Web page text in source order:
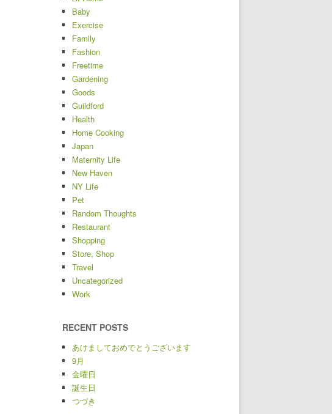
Baby
Exercise
Family
Fashion
Freetime
Gardening
Goods
Guildford
Health
Home Cooking
Japan
Maternity Life
New Haven
NY Life
Pet
Random Thoughts
Restaurant
Shopping
Store, Shop
Travel
Uncategorized
Work
RECENT POSTS
あけましておめでとうございます
9月
金曜日
誕生日
つづき